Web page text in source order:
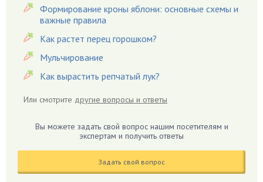
Гацания
Гвоздики
Георгины
Герань
Гиацинт
Гиппеаструм
Годжи
Голубика
Формирование кроны яблони: основные схемы и
важные правила
Как растет перец горошком?
Мульчирование
Как вырастить репчатый лук?
Или смотрите другие вопросы и ответы
Вы можете задать свой вопрос нашим посетителям и
экспертам и получить ответы
Задать свой вопрос